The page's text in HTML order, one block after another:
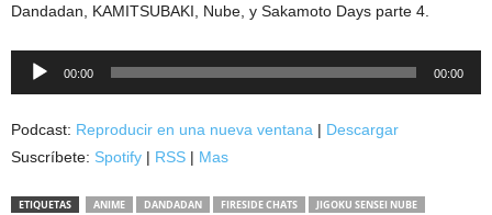
Dandadan, KAMITSUBAKI, Nube, y Sakamoto Days parte 4.
Reproductor
00:00 00:00
Podcast: Reproducir en una nueva ventana | Descargar
Suscríbete: Spotify | RSS | Mas
ETIQUETAS ANIME DANDADAN FIRESIDE CHATS
JIGOKU SENSEI NUBE